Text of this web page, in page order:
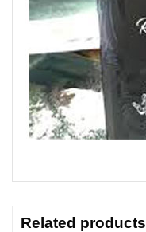
Related products